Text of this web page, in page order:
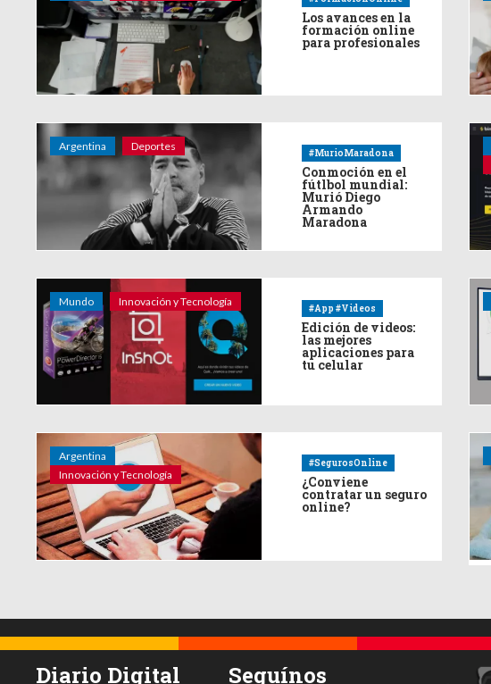
Los avances en la
formación online
para profesionales
Argentina Deportes
#MurioMaradona
Conmoción en el
fútlbol mundial:
Murió Diego
Armando
Maradona
Mundo Innovación y Tecnología
#App #Videos
Edición de videos:
las mejores
aplicaciones para
tu celular
Argentina
Innovación y Tecnología
#SegurosOnline
¿Conviene
contratar un seguro
online?
Diario Digital Seguínos